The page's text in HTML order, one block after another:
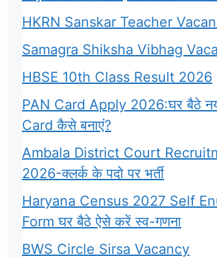
HKRN Sanskar Teacher
Samagra Shiksha Vibhag
HBSE 10th Class Result 2026
PAN Card Apply 2026:घर बैठे
Card कैसे बनाएं?
Ambala District Court
2026-क्लर्क के पदो पर भर्ती
Haryana Census 2027 Self
Form घर बैठे ऐसे करें स्व-गणना
BWS Circle Sirsa Vacancy